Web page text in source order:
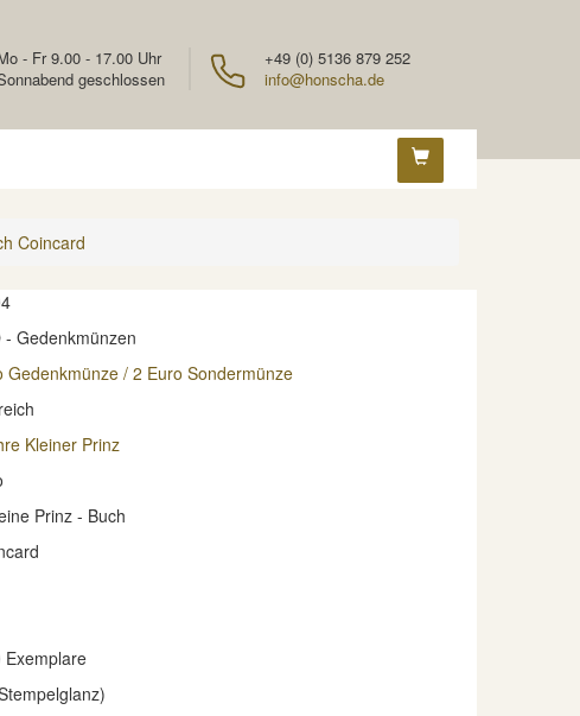
+49 (0) 5136 879 252
info@honscha.de
- Fr 9.00 - 17.00 Uhr
geschlossen
Coincard
- Gedenkmünzen
Gedenkmünze / 2 Euro Sondermünze
Kleiner Prinz
Prinz - Buch
Exemplare